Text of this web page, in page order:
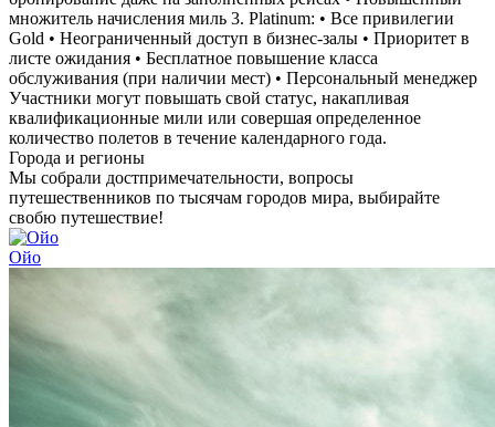
множитель начисления миль 3. Platinum: • Все привилегии
Gold • Неограниченный доступ в бизнес-залы • Приоритет в
листе ожидания • Бесплатное повышение класса
обслуживания (при наличии мест) • Персональный менеджер
Участники могут повышать свой статус, накапливая
квалификационные мили или совершая определенное
количество полетов в течение календарного года.
Города и регионы
Мы собрали достпримечательности, вопросы
путешественников по тысячам городов мира, выбирайте
свобю путешествие!
Ойо